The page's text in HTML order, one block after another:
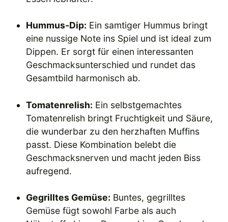
Hummus-Dip: Ein samtiger Hummus bringt
eine nussige Note ins Spiel und ist ideal zum
Dippen. Er sorgt für einen interessanten
Geschmacksunterschied und rundet das
Gesamtbild harmonisch ab.
Tomatenrelish: Ein selbstgemachtes
Tomatenrelish bringt Fruchtigkeit und Säure,
die wunderbar zu den herzhaften Muffins
passt. Diese Kombination belebt die
Geschmacksnerven und macht jeden Biss
aufregend.
Gegrilltes Gemüse: Buntes, gegrilltes
Gemüse fügt sowohl Farbe als auch